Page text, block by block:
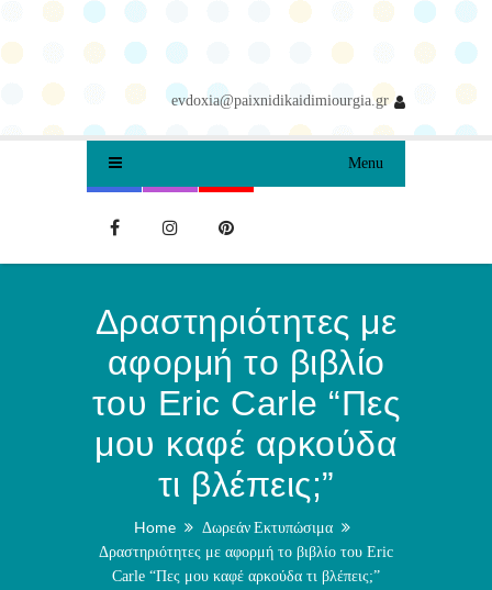
evdoxia@paixnidikaidimiourgia.gr
Menu
Δραστηριότητες με
αφορμή το βιβλίο
του Eric Carle “Πες
μου καφέ αρκούδα
τι βλέπεις;”
Home Δωρεάν Εκτυπώσιμα
Δραστηριότητες με αφορμή το βιβλίο του Eric
Carle “Πες μου καφέ αρκούδα τι βλέπεις;”